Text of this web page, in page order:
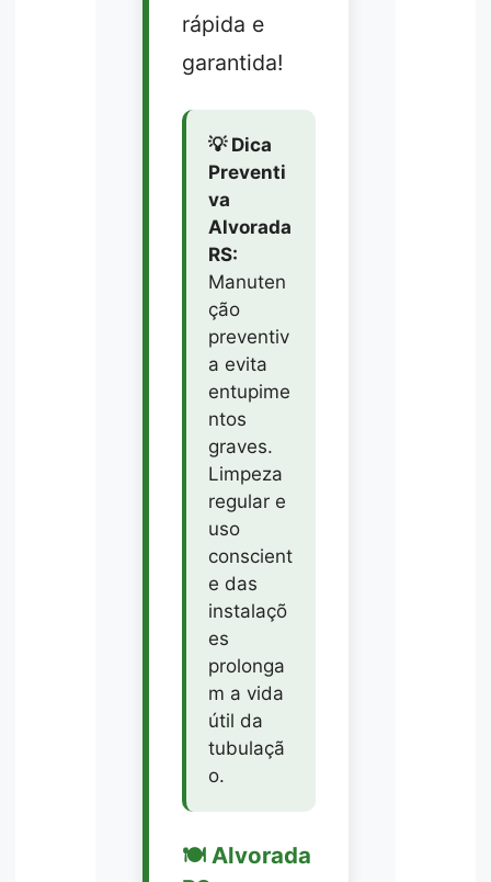
rápida e
garantida!
💡 Dica
Preventi
va
Alvorada
RS:
Manuten
ção
preventiv
a evita
entupime
ntos
graves.
Limpeza
regular e
uso
conscient
e das
instalaçõ
es
prolonga
m a vida
útil da
tubulaçã
o.
🍽️ Alvorada